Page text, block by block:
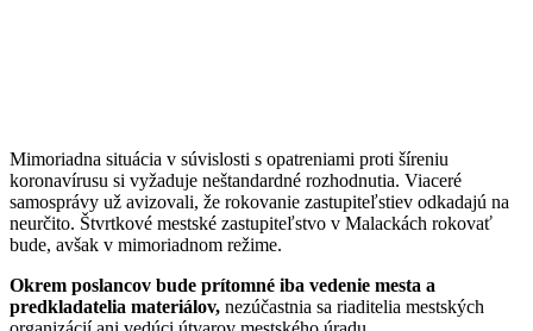
Mimoriadna situácia v súvislosti s opatreniami proti šíreniu
koronavírusu si vyžaduje neštandardné rozhodnutia. Viaceré
samosprávy už avizovali, že rokovanie zastupiteľstiev odkadajú na
neurčito. Štvrtkové mestské zastupiteľstvo v Malackách rokovať
bude, avšak v mimoriadnom režime.
Okrem poslancov bude prítomné iba vedenie mesta a
predkladatelia materiálov, nezúčastnia sa riaditelia mestských